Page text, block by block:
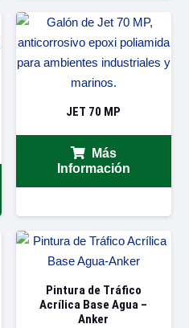
JET 70 MP
Más
Información
Pintura de Tráfico
Acrílica Base Agua –
Anker